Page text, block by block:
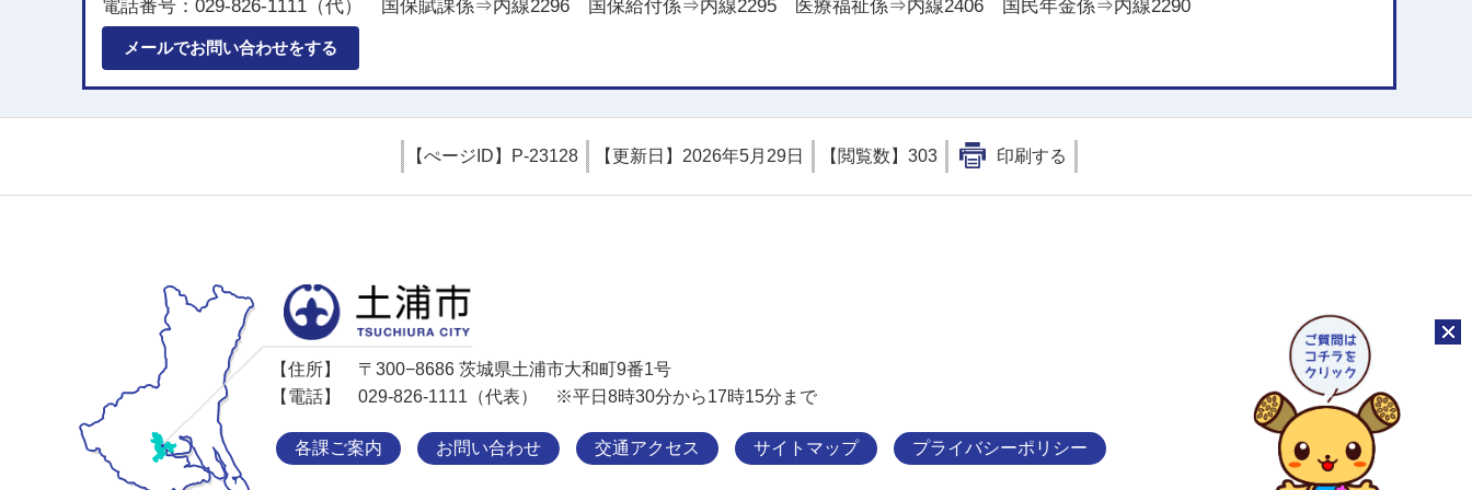
電話番号：029-826-1111（代） 国保賦課係⇒内線2296 国保給付係⇒内線2295 医療福祉係⇒内線2406 国民年金係⇒内線2290
メールでお問い合わせをする
【ぺージID】 P-23128 【更新日】 2026年5月29日 【閲覧数】 303 印刷する
【住所】
〒300−8686 茨城県土浦市大和町9番1号
【電話】
029-826-1111（代表） ※平日8時30分から17時15分まで
各課ご案内 お問い合わせ 交通アクセス サイトマップ プライバシーポリシー
チャ